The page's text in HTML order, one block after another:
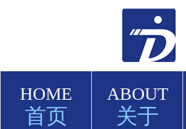
HOME
首页
ABOUT
关于